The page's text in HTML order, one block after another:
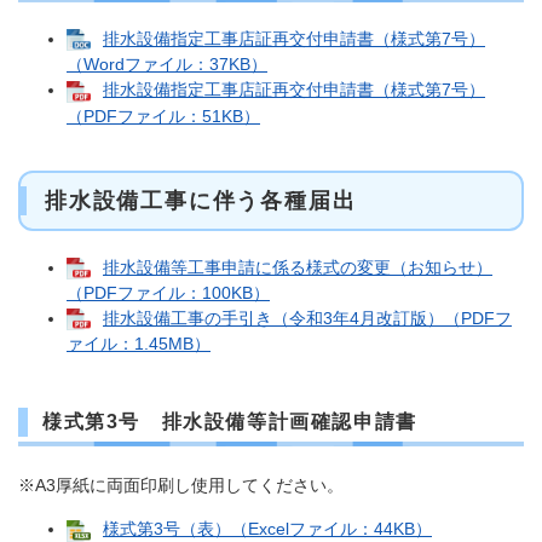
排水設備指定工事店証再交付申請書（様式第7号）
（Wordファイル：37KB）
排水設備指定工事店証再交付申請書（様式第7号）
（PDFファイル：51KB）
排水設備工事に伴う各種届出
排水設備等工事申請に係る様式の変更（お知らせ）
（PDFファイル：100KB）
排水設備工事の手引き（令和3年4月改訂版）（PDFフ
ァイル：1.45MB）
様式第3号 排水設備等計画確認申請書
※A3厚紙に両面印刷し使用してください。
様式第3号（表）（Excelファイル：44KB）